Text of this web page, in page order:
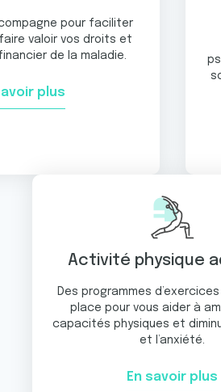
pour faciliter
valoir vos droits et
de la maladie.
plus
Activité physique
Des programmes
place pour vous aider à
capacités physiques et
et l’anxiété.
En savoir plus